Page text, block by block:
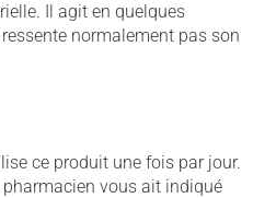
Il agit en quelques
normalement pas son
ce produit une fois par jour.
vous ait indiqué